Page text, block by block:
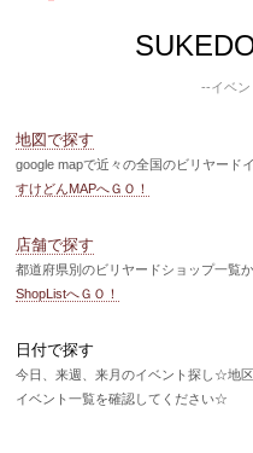
--イベン
地図で探す
google mapで近々の全国のビリヤード
すけどんMAPへＧＯ！
店舗で探す
都道府県別のビリヤードショップ一覧
ShopListへＧＯ！
日付で探す
今日、来週、来月のイベント探し☆地
イベント一覧を確認してください☆